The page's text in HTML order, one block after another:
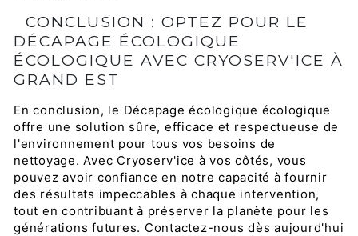
CONCLUSION : OPTEZ POUR LE
DÉCAPAGE ÉCOLOGIQUE
ÉCOLOGIQUE AVEC CRYOSERV'ICE À
GRAND EST
En conclusion, le Décapage écologique écologique
offre une solution sûre, efficace et respectueuse de
l'environnement pour tous vos besoins de
nettoyage. Avec Cryoserv'ice à vos côtés, vous
pouvez avoir confiance en notre capacité à fournir
des résultats impeccables à chaque intervention,
tout en contribuant à préserver la planète pour les
générations futures. Contactez-nous dès aujourd'hui